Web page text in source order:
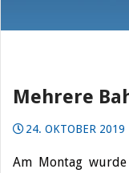
Mehrere
24. OKTOBER 2019
Am Montag